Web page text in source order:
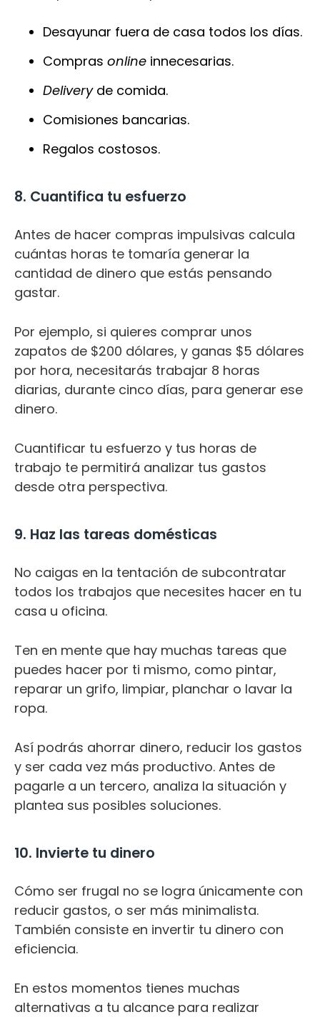
Desayunar fuera de casa todos los días.
Compras online innecesarias.
Deliveryde comida.
Comisiones bancarias.
Regalos costosos.
8. Cuantifica tu esfuerzo
Antes de hacer compras impulsivas calcula
cuántas horas te tomaría generar la
cantidad de dinero que estás pensando
gastar.
Por ejemplo, si quieres comprar unos
zapatos de $200 dólares, y ganas $5 dólares
por hora, necesitarás trabajar 8 horas
diarias, durante cinco días, para generar ese
dinero.
Cuantificar tu esfuerzo y tus horas de
trabajo te permitirá analizar tus gastos
desde otra perspectiva.
9. Haz las tareas domésticas
No caigas en la tentación de subcontratar
todos los trabajos que necesites hacer en tu
casa u oficina.
Ten en mente que hay muchas tareas que
puedes hacer por ti mismo, como pintar,
reparar un grifo, limpiar, planchar o lavar la
ropa.
Así podrás ahorrar dinero, reducir los gastos
y ser cada vez más productivo. Antes de
pagarle a un tercero, analiza la situación y
plantea sus posibles soluciones.
10. Invierte tu dinero
Cómo ser frugal no se logra únicamente con
reducir gastos, o ser más minimalista.
También consiste en invertir tu dinero con
eficiencia.
En estos momentos tienes muchas
alternativas a tu alcance para realizar